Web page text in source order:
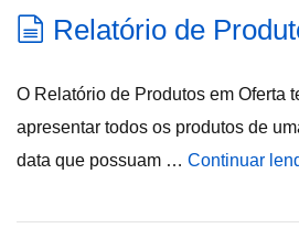
Relatório de
O Relatório de Produtos em Oferta
apresentar todos os produtos de
data que possuam … Continuar